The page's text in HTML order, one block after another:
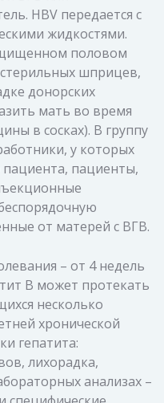
HBV передается с
жидкостями.
половом
шприцев,
донорских
мать во время
в сосках). В группу
у которых
пациенты,
от матерей с ВГВ.
– от 4 недель
В может протекать
несколько
хронической
гепатита:
лихорадка,
анализах –